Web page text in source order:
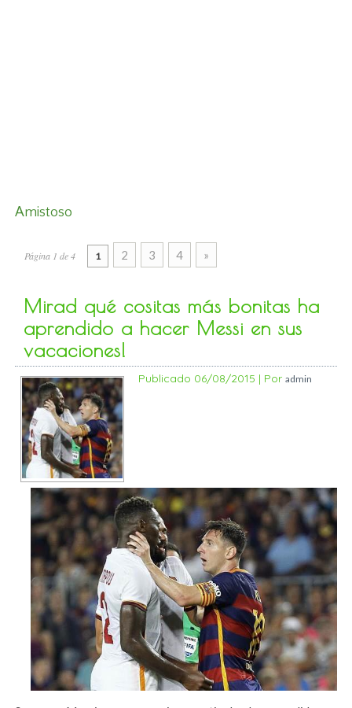
Amistoso
Página 1 de 4 1 2 3 4 »
Mirad qué cositas más bonitas ha
aprendido a hacer Messi en sus
vacaciones!
Publicado 06/08/2015 | Por admin